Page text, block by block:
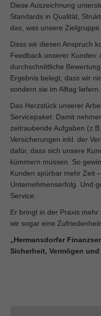
Diese Auszeichnung
Standards in Qualität,
das, was unsere Zielgruppe
Dass wir diesen Anspruch
Feedback unserer Kunden:
durchschnittliche
Ergebnis belegt, dass wir
sondern sie im Alltag liefern.
Das Herzstück unserer
Servicepaket: Damit
zeitraubende Aufgaben
Versicherungen inkl. der
dafür, dass sich unsere
kümmern müssen. So
Kunden spürbar mehr Zeit
Unternehmenserfolg. Und
Service:
Er bringt in der Praxis
wir sogar eine
„Hermansdorfer
Sicherheit, Vermögen und